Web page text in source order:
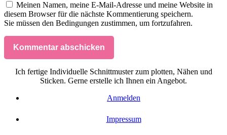
Meinen Namen, meine E-Mail-Adresse und meine Website in
diesem Browser für die nächste Kommentierung speichern.
Sie müssen den Bedingungen zustimmen, um fortzufahren.
Kommentar abschicken
Ich fertige Individuelle Schnittmuster zum plotten, Nähen und
Sticken. Gerne erstelle ich Ihnen ein Angebot.
Anmelden
Impressum